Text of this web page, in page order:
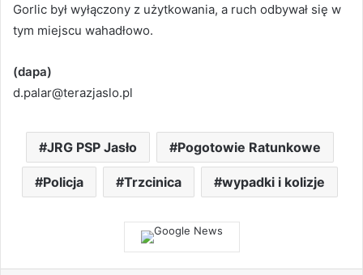
Gorlic był wyłączony z użytkowania, a ruch odbywał się w
tym miejscu wahadłowo.
(dapa)
d.palar@terazjaslo.pl
JRG PSP Jasło Pogotowie Ratunkowe
Policja Trzcinica wypadki i kolizje